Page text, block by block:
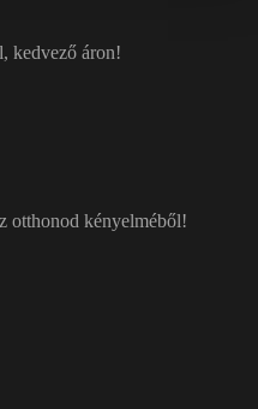
kedvező áron!
otthonod kényelméből!